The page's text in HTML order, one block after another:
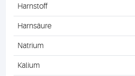
Harnstoff
Harnsäure
Natrium
Kalium